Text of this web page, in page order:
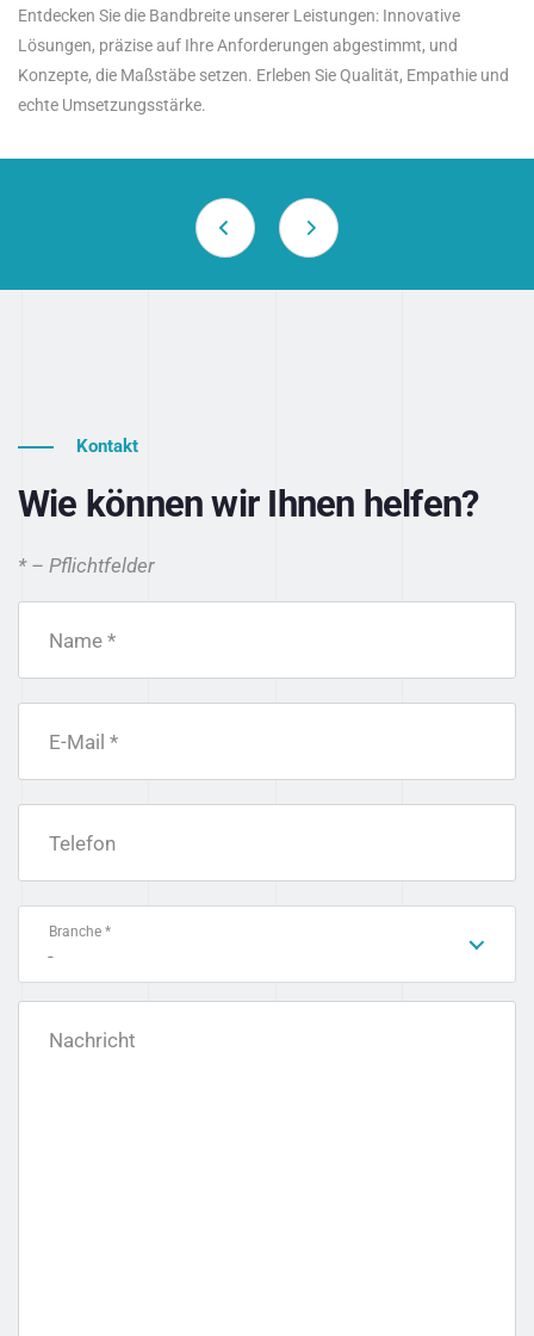
Entdecken Sie die Bandbreite unserer Leistungen: Innovative
Lösungen, präzise auf Ihre Anforderungen abgestimmt, und
Konzepte, die Maßstäbe setzen. Erleben Sie Qualität, Empathie und
echte Umsetzungsstärke.
Kontakt
Wie können wir Ihnen helfen?
* – Pflichtfelder
Name *
E-Mail *
Telefon
Branche *
-
Nachricht